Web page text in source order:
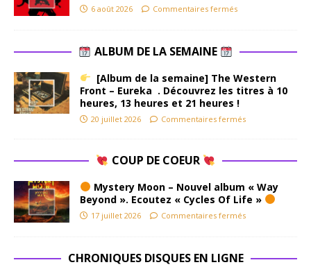
6 août 2026 Commentaires fermés
ALBUM DE LA SEMAINE
[Album de la semaine] The Western
Front – Eureka . Découvrez les titres à 10
heures, 13 heures et 21 heures !
20 juillet 2026 Commentaires fermés
COUP DE COEUR
Mystery Moon – Nouvel album « Way
Beyond ». Ecoutez « Cycles Of Life »
17 juillet 2026 Commentaires fermés
CHRONIQUES DISQUES EN LIGNE